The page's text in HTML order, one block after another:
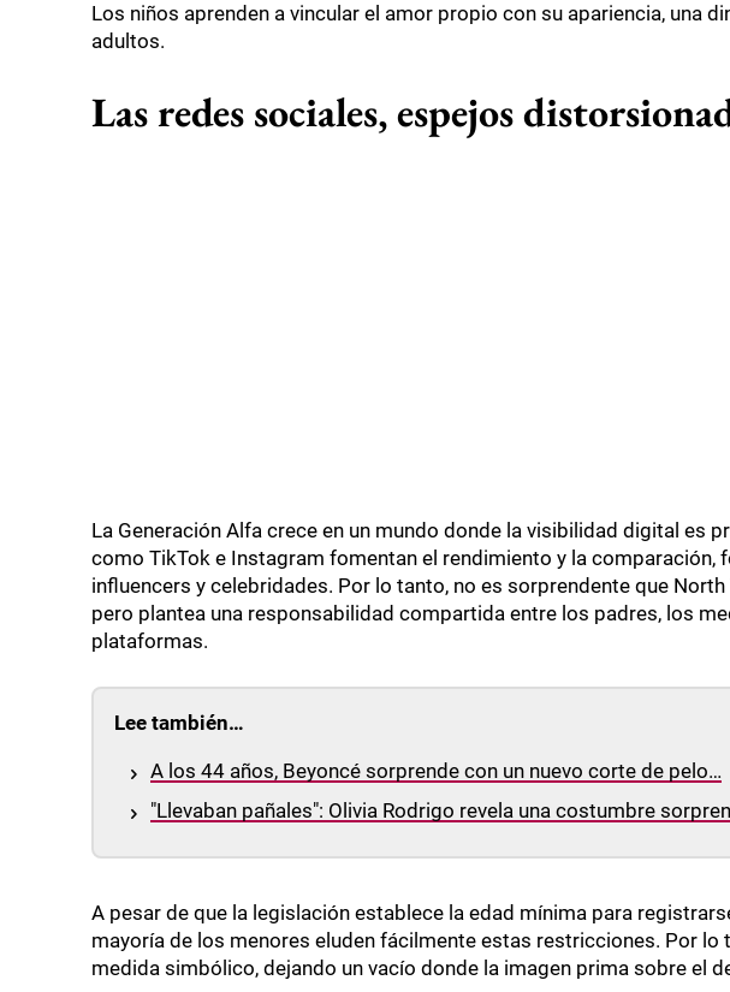
Los niños aprenden a vincular el amor propio con su apariencia, una
adultos.
Las redes sociales, espejos
La Generación Alfa crece en un mundo donde la visibilidad digital es
como TikTok e Instagram fomentan el rendimiento y la comparación,
influencers y celebridades. Por lo tanto, no es sorprendente que
pero plantea una responsabilidad compartida entre los padres, los
plataformas.
Lee también…
A los 44 años, Beyoncé sorprende con un nuevo corte de pelo…
"Llevaban pañales": Olivia Rodrigo revela una costumbre
A pesar de que la legislación establece la edad mínima para
mayoría de los menores eluden fácilmente estas restricciones. Por lo
medida simbólico, dejando un vacío donde la imagen prima sobre el